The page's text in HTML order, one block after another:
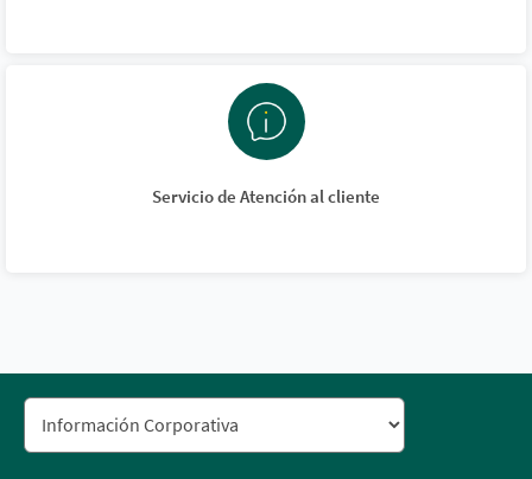
Servicio de Atención al cliente